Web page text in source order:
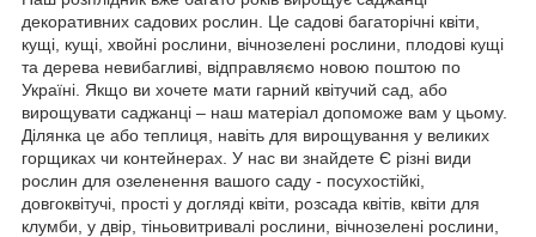
декоративних садових рослин. Це садові багаторічні квіти,
кущі, кущі, хвойні рослини, вічнозелені рослини, плодові кущі
та дерева невибагливі, відправляємо новою поштою по
Україні. Якщо ви хочете мати гарний квітучий сад, або
вирощувати саджанці – наш матеріал допоможе вам у цьому.
Ділянка це або теплиця, навіть для вирощування у великих
горщиках чи контейнерах. У нас ви знайдете Є різні види
рослин для озеленення вашого саду - посухостійкі,
довгоквітучі, прості у догляді квіти, розсада квітів, квіти для
клумби, у двір, тіньовитривалі рослини, вічнозелені рослини,